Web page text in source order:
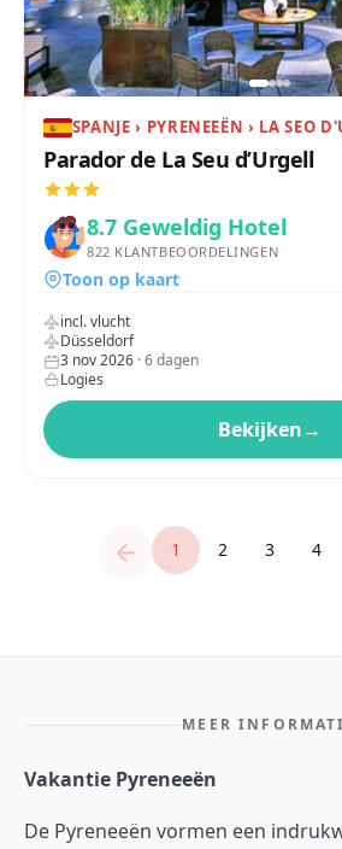
SPANJE › PYRENEEËN › LA SEO
Parador de La Seu d’Urgell
8.7 Geweldig Hotel
822 KLANTBEOORDELINGEN
Toon op kaart
incl. vlucht
Düsseldorf
3 nov 2026 ·6dagen
Logies
Bekijken→
1 2 3 4
MEER
Vakantie Pyreneeën
De Pyreneeën vormen een